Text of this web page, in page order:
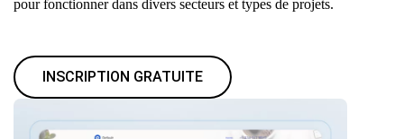
pour fonctionner dans divers secteurs et types de projets.
INSCRIPTION GRATUITE